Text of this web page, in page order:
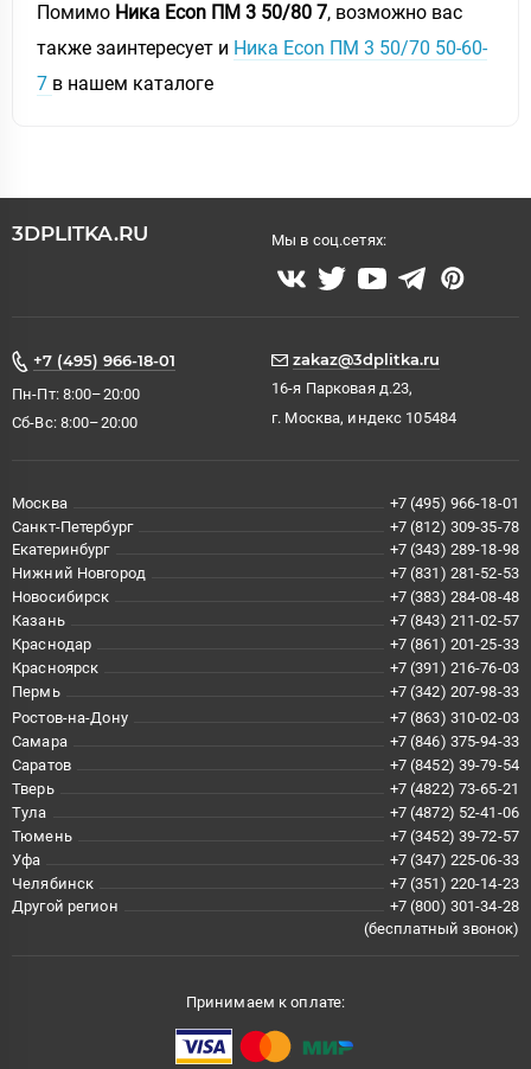
Помимо Ника Econ ПМ 3 50/80 7, возможно вас
также заинтересует и Ника Econ ПМ 3 50/70 50-60-
7 в нашем каталоге
3DPLITKA.RU Мы в соц.сетях:
+7 (495) 966-18-01
Пн-Пт: 8:00–20:00
Сб-Вс: 8:00–20:00
zakaz@3dplitka.ru
16-я Парковая д.23,
г. Москва, индекс 105484
Москва
+7 (495) 966-18-01
Санкт-Петербург
+7 (812) 309-35-78
Екатеринбург
+7 (343) 289-18-98
Нижний Новгород
+7 (831) 281-52-53
Новосибирск
+7 (383) 284-08-48
Казань
+7 (843) 211-02-57
Краснодар
+7 (861) 201-25-33
Красноярск
+7 (391) 216-76-03
Пермь
+7 (342) 207-98-33
Ростов-на-Дону
+7 (863) 310-02-03
Самара
+7 (846) 375-94-33
Саратов
+7 (8452) 39-79-54
Тверь
+7 (4822) 73-65-21
Тула
+7 (4872) 52-41-06
Тюмень
+7 (3452) 39-72-57
Уфа
+7 (347) 225-06-33
Челябинск
+7 (351) 220-14-23
Другой регион
+7 (800) 301-34-28
(бесплатный звонок)
Принимаем к оплате: